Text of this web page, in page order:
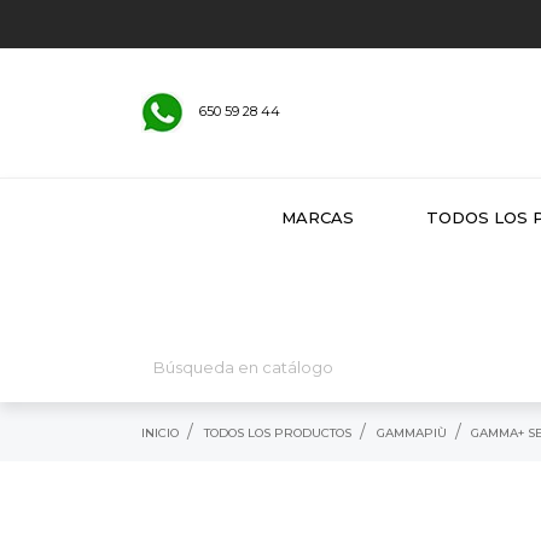
650 59 28 44
MARCAS TODOS LOS
INICIO TODOS LOS PRODUCTOS GAMMAPIÙ GAMMA+